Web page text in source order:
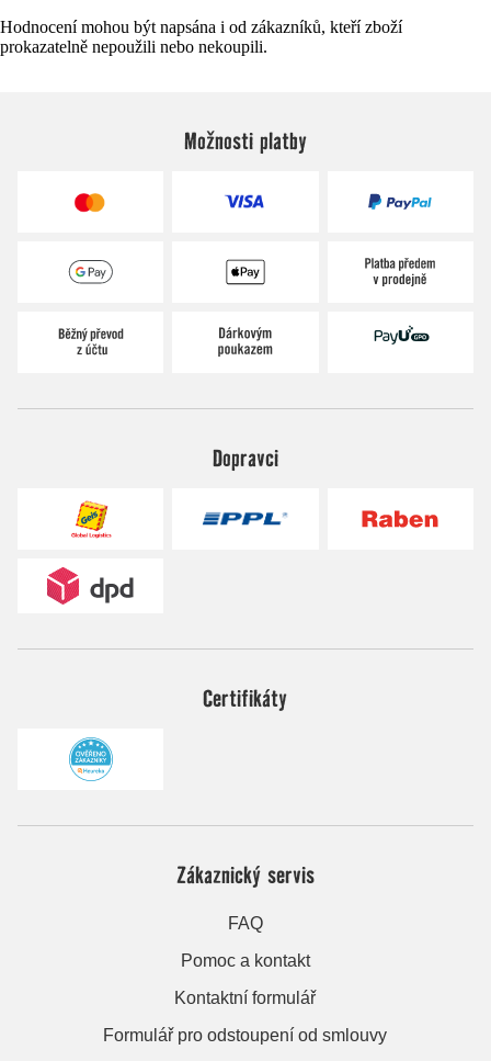
Hodnocení mohou být napsána i od zákazníků, kteří zboží
prokazatelně nepoužili nebo nekoupili.
Možnosti platby
Dopravci
Certifikáty
Zákaznický servis
FAQ
Pomoc a kontakt
Kontaktní formulář
Formulář pro odstoupení od smlouvy